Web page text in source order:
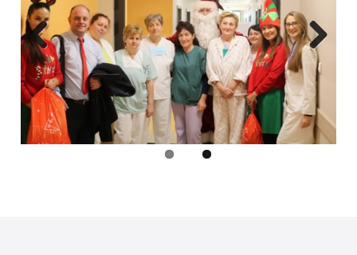
Previous Next